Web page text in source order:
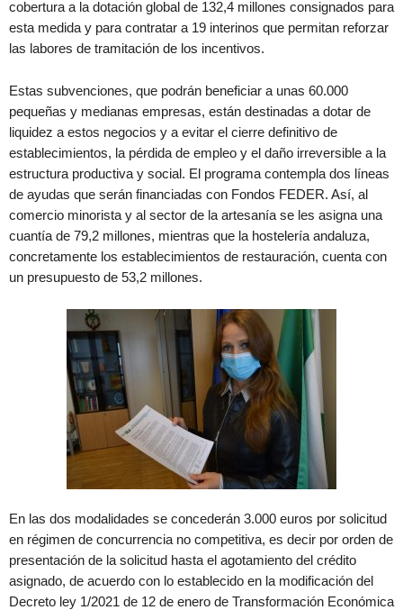
cobertura a la dotación global de 132,4 millones consignados para
esta medida y para contratar a 19 interinos que permitan reforzar
las labores de tramitación de los incentivos.
Estas subvenciones, que podrán beneficiar a unas 60.000
pequeñas y medianas empresas, están destinadas a dotar de
liquidez a estos negocios y a evitar el cierre definitivo de
establecimientos, la pérdida de empleo y el daño irreversible a la
estructura productiva y social. El programa contempla dos líneas
de ayudas que serán financiadas con Fondos FEDER. Así, al
comercio minorista y al sector de la artesanía se les asigna una
cuantía de 79,2 millones, mientras que la hostelería andaluza,
concretamente los establecimientos de restauración, cuenta con
un presupuesto de 53,2 millones.
En las dos modalidades se concederán 3.000 euros por solicitud
en régimen de concurrencia no competitiva, es decir por orden de
presentación de la solicitud hasta el agotamiento del crédito
asignado, de acuerdo con lo establecido en la modificación del
Decreto ley 1/2021 de 12 de enero de Transformación Económica